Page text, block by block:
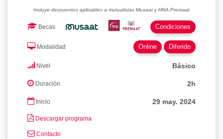
Incluye descuentos aplicables a mutualistas Musaat y HNA-Premaat
Becas Condiciones
Modalidad Online Diferido
Nivel Básico
Duración 2h
Inicio 29 may. 2024
Descargar programa
Contacto